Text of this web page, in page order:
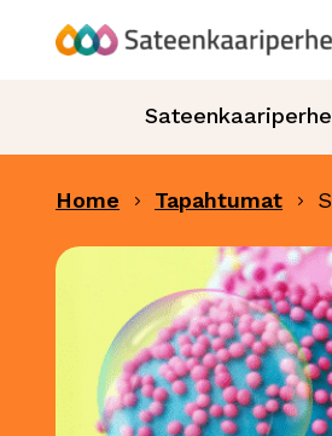
sisältöön
Home Tapahtumat